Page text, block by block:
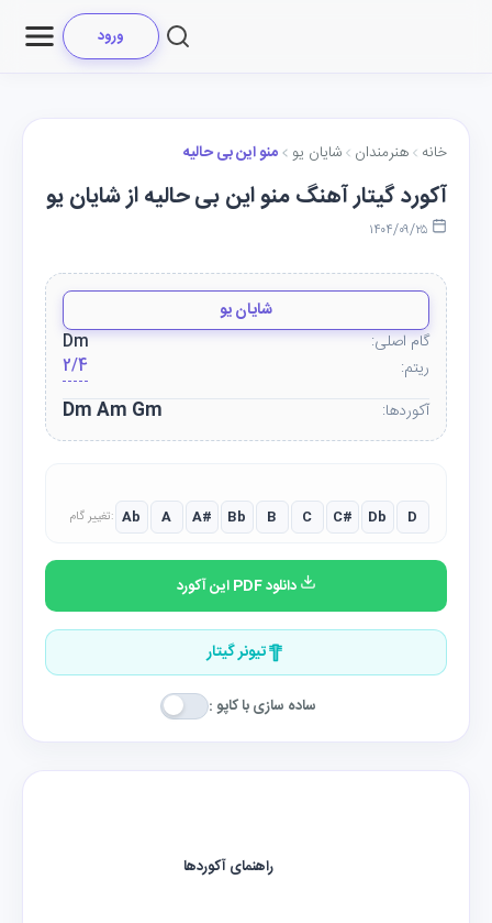
ورود
خانه هنرمندان شایان یو منو این بی حالیه
آکورد گیتار آهنگ منو این بی حالیه از شایان یو
شایان یو
گام اصلی:
Dm
ریتم:
2/4
آکوردها:
Dm Am Gm
تغییر گام: Ab A A# Bb B C C# Db D
دانلود PDF این آکورد
تیونر گیتار
ساده سازی با کاپو :
راهنمای آکوردها